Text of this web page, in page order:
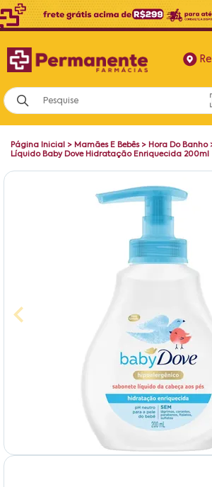
Página Inicial > Mamães E Bebês> Hora Do Banho
Líquido Baby Dove Hidratação Enriquecida 200ml